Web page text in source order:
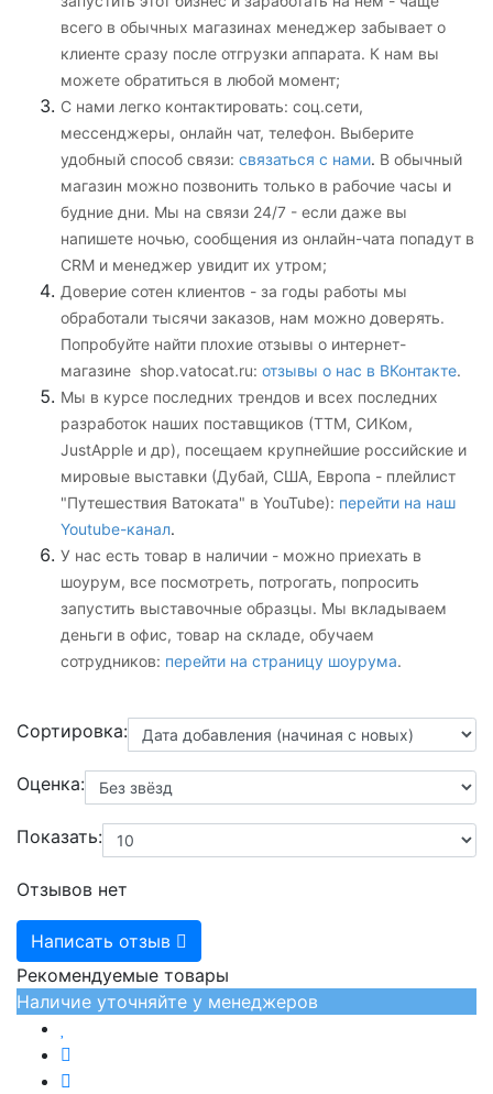
всего в обычных магазинах менеджер забывает о
клиенте сразу после отгрузки аппарата. К нам вы
можете обратиться в любой момент;
С нами легко контактировать: соц.сети,
мессенджеры, онлайн чат, телефон. Выберите
удобный способ связи: связаться с нами. В обычный
магазин можно позвонить только в рабочие часы и
будние дни. Мы на связи 24/7 - если даже вы
напишете ночью, сообщения из онлайн-чата попадут в
CRM и менеджер увидит их утром;
Доверие сотен клиентов - за годы работы мы
обработали тысячи заказов, нам можно доверять.
Попробуйте найти плохие отзывы о интернет-
магазине shop.vatocat.ru: отзывы о нас в ВКонтакте.
Мы в курсе последних трендов и всех последних
разработок наших поставщиков (ТТМ, СИКом,
JustApple и др), посещаем крупнейшие российские и
мировые выставки (Дубай, США, Европа - плейлист
"Путешествия Ватоката" в YouTube): перейти на наш
Youtube-канал.
У нас есть товар в наличии - можно приехать в
шоурум, все посмотреть, потрогать, попросить
запустить выставочные образцы. Мы вкладываем
деньги в офис, товар на складе, обучаем
сотрудников: перейти на страницу шоурума.
Сортировка:
Оценка:
Показать:
Отзывов нет
Написать отзыв
Рекомендуемые товары
Наличие уточняйте у менеджеров